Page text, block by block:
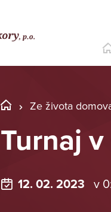
Ze života
Turnaj
12. 02. 2023 v